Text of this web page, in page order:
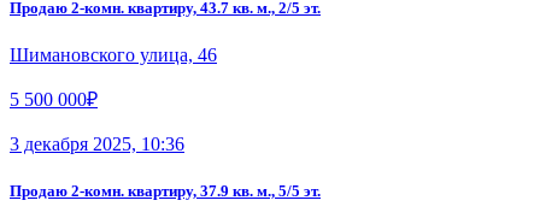
Продаю 2-комн. квартиру, 43.7 кв. м., 2/5 эт.
Шимановского улица, 46
5 500 000₽
3 декабря 2025, 10:36
Продаю 2-комн. квартиру, 37.9 кв. м., 5/5 эт.